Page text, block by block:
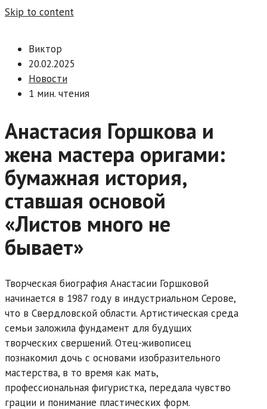
Skip to content
Виктор
20.02.2025
Новости
1 мин. чтения
Анастасия Горшкова и
жена мастера оригами:
бумажная история,
ставшая основой
«Листов много не
бывает»
Творческая биография Анастасии Горшковой
начинается в 1987 году в индустриальном Серове,
что в Свердловской области. Артистическая среда
семьи заложила фундамент для будущих
творческих свершений. Отец-живописец
познакомил дочь с основами изобразительного
мастерства, в то время как мать,
профессиональная фигуристка, передала чувство
грации и понимание пластических форм.